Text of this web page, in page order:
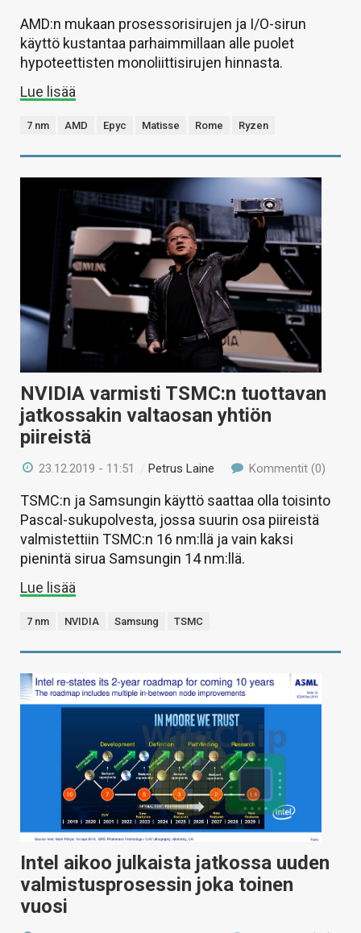
AMD:n mukaan prosessorisirujen ja I/O-sirun
käyttö kustantaa parhaimmillaan alle puolet
hypoteettisten monoliittisirujen hinnasta.
Lue lisää
7 nm AMD Epyc Matisse Rome Ryzen
NVIDIA varmisti TSMC:n tuottavan
jatkossakin valtaosan yhtiön
piireistä
23.12.2019 - 11:51 /Petrus Laine Kommentit (0)
TSMC:n ja Samsungin käyttö saattaa olla toisinto
Pascal-sukupolvesta, jossa suurin osa piireistä
valmistettiin TSMC:n 16 nm:llä ja vain kaksi
pienintä sirua Samsungin 14 nm:llä.
Lue lisää
7 nm NVIDIA Samsung TSMC
Intel aikoo julkaista jatkossa uuden
valmistusprosessin joka toinen
vuosi